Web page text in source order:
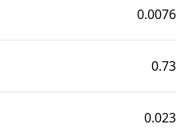
0.0076
0.73
0.023